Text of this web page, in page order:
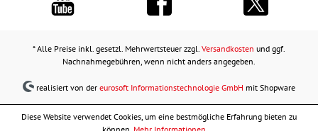
* Alle Preise inkl. gesetzl. Mehrwertsteuer zzgl. Versandkosten und ggf.
Nachnahmegebühren, wenn nicht anders angegeben.
realisiert von dereurosoft Informationstechnologie GmbH mit Shopware
Diese Website verwendet Cookies, um eine bestmögliche Erfahrung bieten zu